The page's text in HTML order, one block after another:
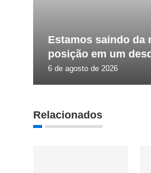
Estamos saindo da
posição em um
6 de agosto de 2026
Relacionados